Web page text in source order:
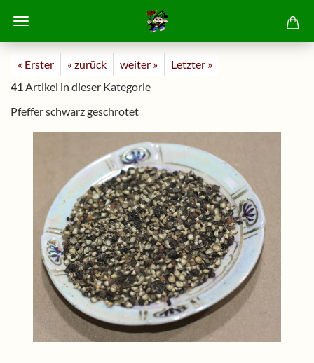
« Erster « zurück weiter »
Letzter »
41Artikel in dieser Kategorie
Pfeffer schwarz geschrotet